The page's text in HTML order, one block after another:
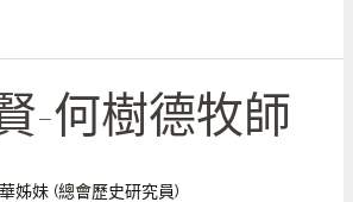
-何樹德牧師
姊妹 (總會歷史研究員)